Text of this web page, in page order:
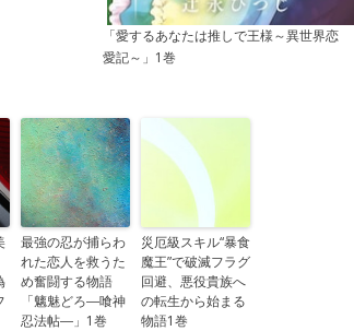
「愛するあなたは推しで王様～異世界恋
愛記～」1巻
最強の忍が捕らわ
れた恋人を救うた
め奮闘する物語
「魑魅どろ―喰神
忍法帖―」1巻
災厄級スキル“暴食
魔王”で破滅フラグ
回避、悪役貴族へ
の転生から始まる
物語1巻